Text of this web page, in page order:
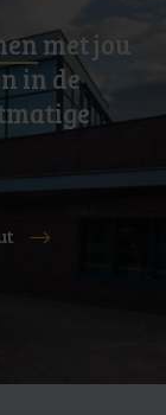
met jou
in de